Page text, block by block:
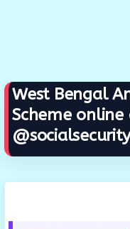
West Bengal
Scheme online